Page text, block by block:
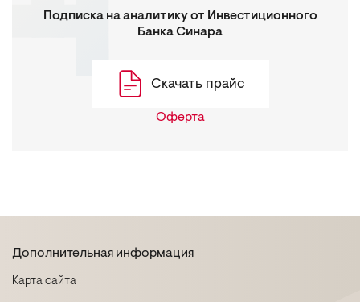
Подписка на аналитику от Инвестиционного
Банка Синара
Скачать прайс
Оферта
Дополнительная информация
Карта сайта